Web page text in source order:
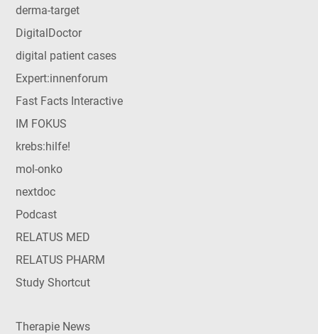
derma-target
DigitalDoctor
digital patient cases
Expert:innenforum
Fast Facts Interactive
IM FOKUS
krebs:hilfe!
mol-onko
nextdoc
Podcast
RELATUS MED
RELATUS PHARM
Study Shortcut
Therapie News